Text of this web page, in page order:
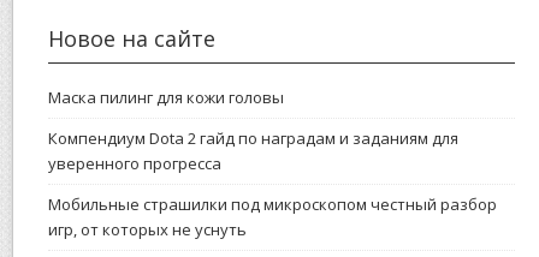
Новое на сайте
Маска пилинг для кожи головы
Компендиум Dota 2 гайд по наградам и заданиям для
уверенного прогресса
Мобильные страшилки под микроскопом честный разбор
игр, от которых не уснуть